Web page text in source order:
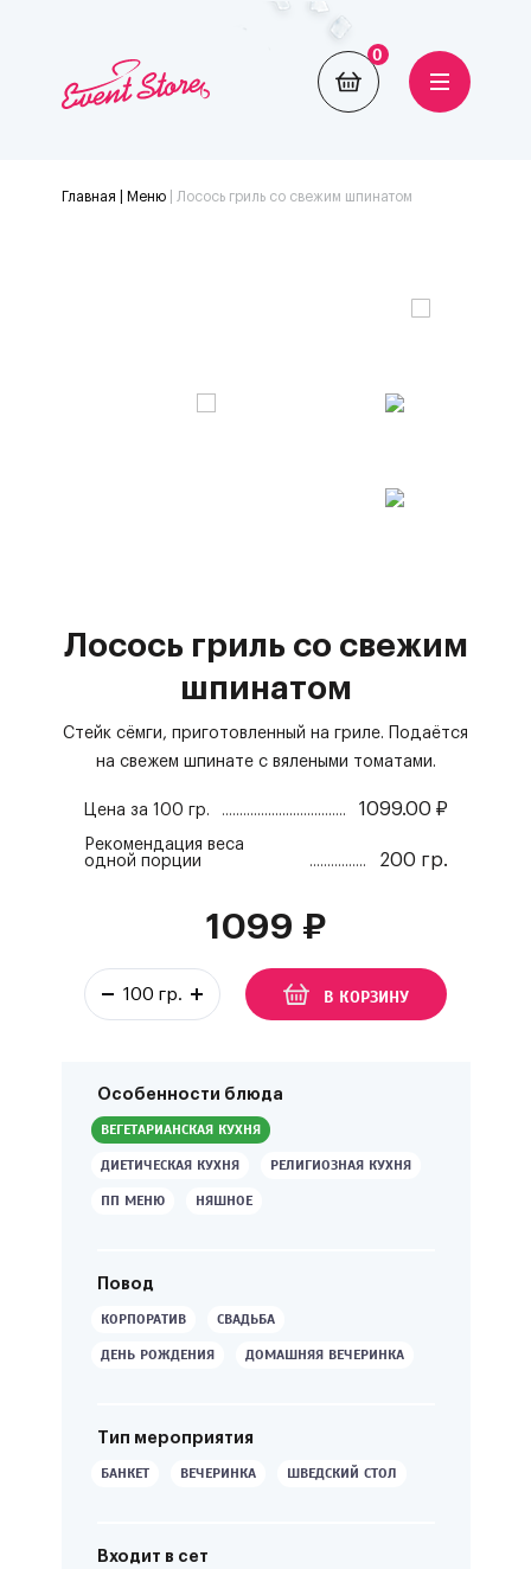
0
Главная | Меню| Лосось гриль со свежим шпинатом
Особенности блюда
ВЕГЕТАРИАНСКАЯ КУХНЯ
ДИЕТИЧЕСКАЯ КУХНЯ РЕЛИГИОЗНАЯ КУХНЯ
ПП МЕНЮ НЯШНОЕ
Повод
КОРПОРАТИВ СВАДЬБА
ДЕНЬ РОЖДЕНИЯ ДОМАШНЯЯ ВЕЧЕРИНКА
Тип мероприятия
БАНКЕТ ВЕЧЕРИНКА ШВЕДСКИЙ СТОЛ
Входит в сет
Лосось гриль со свежим
шпинатом
Стейк сёмги, приготовленный на гриле. Подаётся
на свежем шпинате с вялеными томатами.
Цена за 100 гр. 1099.00 ₽
Рекомендация веса
одной порции
200 гр.
1099 ₽
В КОРЗИНУ